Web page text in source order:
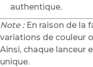
authentique.
Note :En raison de la
variations de couleur
Ainsi, chaque lanceur
unique.